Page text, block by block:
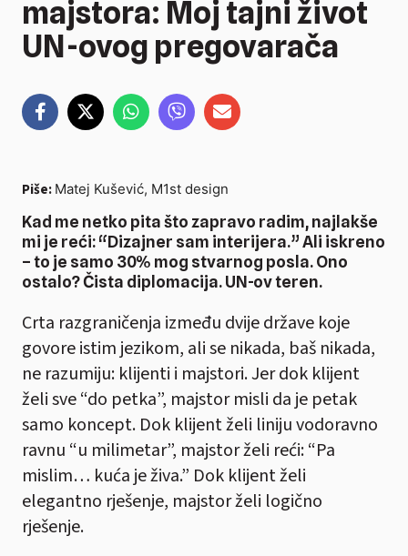
majstora: Moj tajni život
UN-ovog pregovarača
Piše: Matej Kušević, M1st design
Kad me netko pita što zapravo radim, najlakše
mi je reći: “Dizajner sam interijera.” Ali iskreno
– to je samo 30% mog stvarnog posla. Ono
ostalo? Čista diplomacija. UN-ov teren.
Crta razgraničenja između dvije države koje
govore istim jezikom, ali se nikada, baš nikada,
ne razumiju: klijenti i majstori. Jer dok klijent
želi sve “do petka”, majstor misli da je petak
samo koncept. Dok klijent želi liniju vodoravno
ravnu “u milimetar”, majstor želi reći: “Pa
mislim… kuća je živa.” Dok klijent želi
elegantno rješenje, majstor želi logično
rješenje.